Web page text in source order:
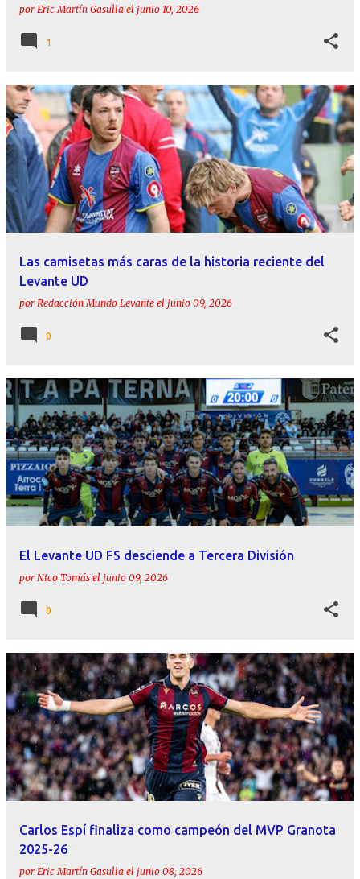
por Eric Martín Gasulla el junio 10, 2026
1
Las camisetas más caras de la historia reciente del
Levante UD
por Redacción Mundo Levante el junio 09, 2026
0
El Levante UD FS desciende a Tercera División
por Nico Tomás el junio 09, 2026
0
Carlos Espí finaliza como campeón del MVP Granota
2025-26
por Eric Martín Gasulla el junio 08, 2026